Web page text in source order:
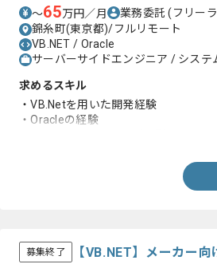
〜65万円／月 業務委託(フリー
錦糸町(東京都)/フルリモート
VB.NET / Oracle
サーバーサイドエンジニア / システ
求めるスキル
・VB.Netを用いた開発経験
・Oracleの経験
募集終了 【VB.NET】メーカー